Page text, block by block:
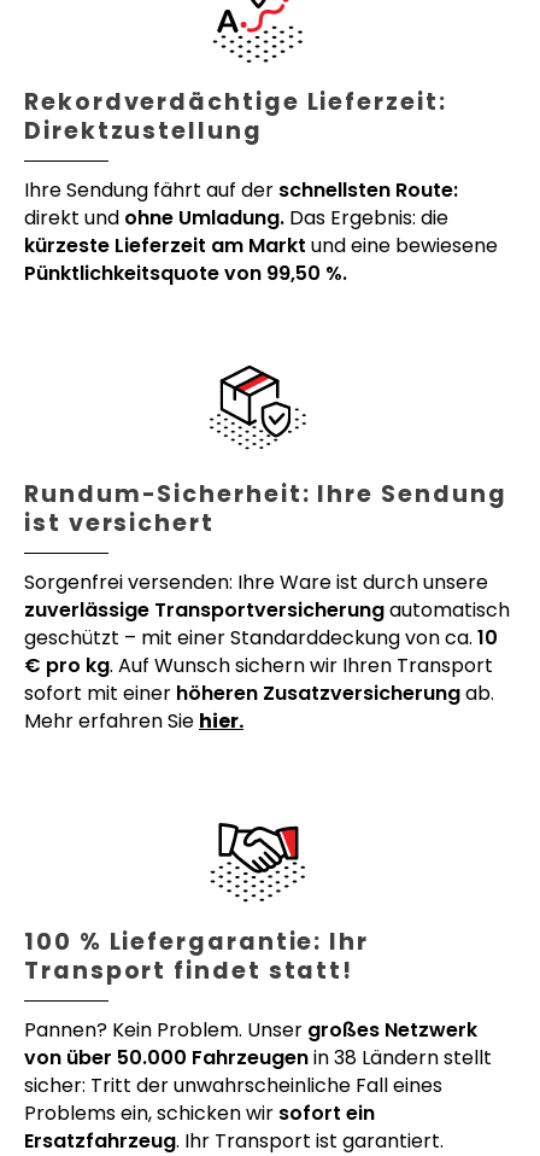
Rekordverdächtige Lieferzeit:
Direktzustellung
Ihre Sendung fährt auf der schnellsten Route:
direkt und ohne Umladung. Das Ergebnis: die
kürzeste Lieferzeit am Markt und eine bewiesene
Pünktlichkeitsquote von 99,50 %.
Rundum-Sicherheit: Ihre Sendung
ist versichert
Sorgenfrei versenden: Ihre Ware ist durch unsere
zuverlässige Transportversicherungautomatisch
geschützt – mit einer Standarddeckung von ca. 10
€ pro kg. Auf Wunsch sichern wir Ihren Transport
sofort mit einer höheren Zusatzversicherungab.
Mehr erfahren Sie hier.
100 % Liefergarantie: Ihr
Transport findet statt!
Pannen? Kein Problem. Unser großes Netzwerk
von über 50.000 Fahrzeugenin 38 Ländern stellt
sicher: Tritt der unwahrscheinliche Fall eines
Problems ein, schicken wir sofort ein
Ersatzfahrzeug. Ihr Transport ist garantiert.